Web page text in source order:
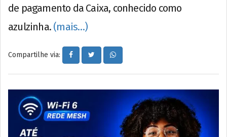
de pagamento da Caixa, conhecido como
azulzinha. (mais…)
Compartilhe via: